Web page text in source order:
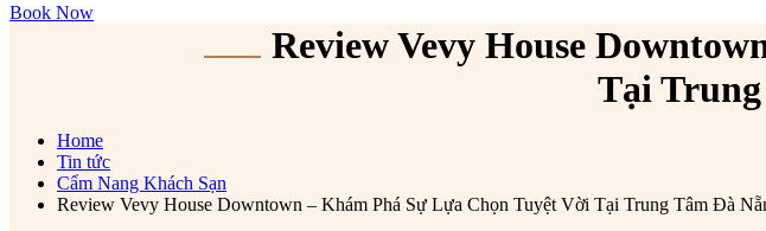
Book Now
Review Vevy House
Tại
Home
Tin tức
Cẩm Nang Khách Sạn
Review Vevy House Downtown – Khám Phá Sự Lựa Chọn Tuyệt Vời Tại Trung Tâm Đà